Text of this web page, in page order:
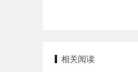
相关阅读